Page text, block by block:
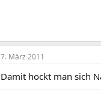
7. März 2011
Damit hockt man sich